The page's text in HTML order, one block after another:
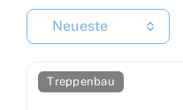
Neueste
Treppenbau